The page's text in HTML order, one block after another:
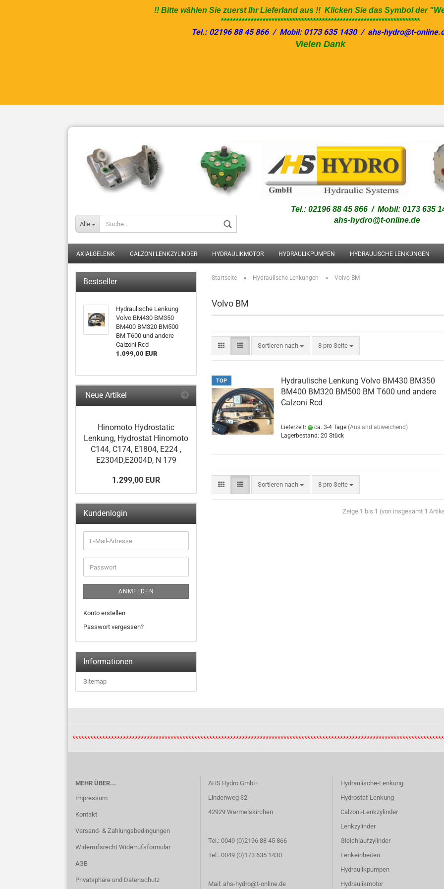
Lieferland
Konto erstellen
Alle
Tel.: 02196 88 45 866 / Mobil: 0173 635
ahs-hydro@t-online.de
!! Bitte wählen Sie zuerst Ihr Lieferland aus !! Klicken Sie das Symbol der
*******************************************************************
Tel.: 02196 88 45 866 / Mobil: 0173 635 1430 / ahs-hydro@t-
Vielen Dank
AXIALGELENK CALZONI LENKZYLINDER HYDRAULIKMOTOR HYDRAULIKPUMPEN HYDRAULISCHE LENKUNGEN
Startseite » Hydraulische Lenkungen » Volvo BM
Volvo BM
Sortieren nach 8 pro Seite
TOP
Hydraulische Lenkung Volvo BM430 BM350
BM400 BM320 BM500 BM T600 und andere
Calzoni Rcd
Lieferzeit: ca. 3-4 Tage (Ausland abweichend)
Lagerbestand: 20 Stück
Sortieren nach 8 pro Seite
Zeige 1 bis 1 (von insgesamt 1
Bestseller
Hydraulische Lenkung
Volvo BM430 BM350
BM400 BM320 BM500
BM T600 und andere
Calzoni Rcd
1.099,00 EUR
Neue Artikel
Hinomoto Hydrostatic
Lenkung, Hydrostat Hinomoto
C144, C174, E1804, E224 ,
E2304D,E2004D, N 179
1.299,00 EUR
Kundenlogin
ANMELDEN
Konto erstellen
Passwort vergessen?
Informationen
Sitemap
MEHR ÜBER...
Impressum
Kontakt
Versand- & Zahlungsbedingungen
Widerrufsrecht Widerrufsformular
AGB
Privatsphäre und Datenschutz
AHS Hydro GmbH
Lindenweg 32
42929 Wermelskirchen
Tel.: 0049 (0)2196 88 45 866
Tel.: 0049 (0)173 635 1430
Mail: ahs-hydro@t-online.de
Hydraulische-Lenkung
Hydrostat-Lenkung
Calzoni-Lenkzylinder
Lenkzylinder
Gleichlaufzylinder
Lenkeinheiten
Hydraulikpumpen
Hydraulikmotor